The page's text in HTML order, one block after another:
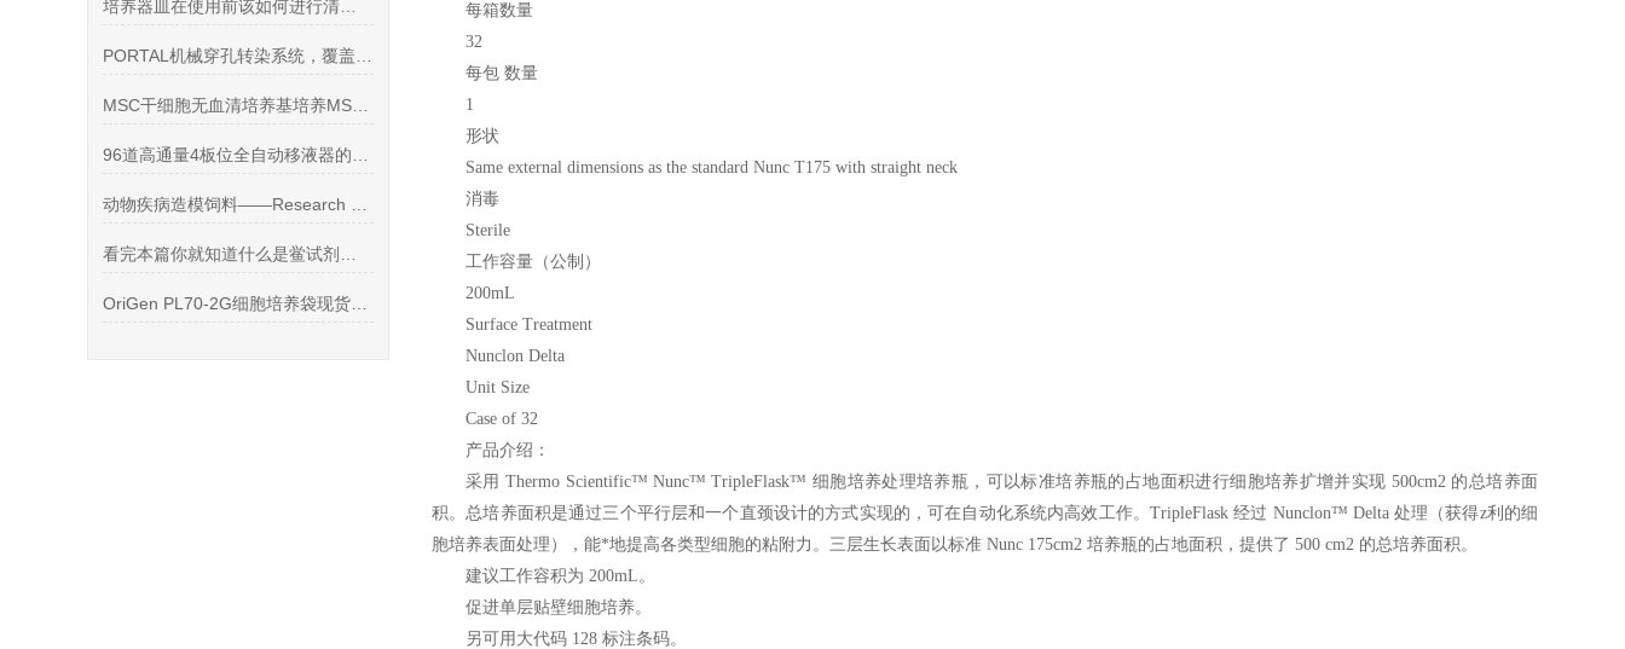
每箱数量
32
每包 数量
1
形状
Same external dimensions as the standard Nunc T175 with straight neck
消毒
Sterile
工作容量（公制）
200mL
Surface Treatment
Nunclon Delta
Unit Size
Case of 32
产品介绍：
采用 Thermo Scientific™ Nunc™ TripleFlask™ 细胞培养处理培养瓶，可以标准培养瓶的占地面积进行细胞培养扩增并实现 500cm2 的总培养面
积。总培养面积是通过三个平行层和一个直颈设计的方式实现的，可在自动化系统内高效工作。TripleFlask 经过 Nunclon™ Delta 处理（获得z利的细
胞培养表面处理），能*地提高各类型细胞的粘附力。三层生长表面以标准 Nunc 175cm2 培养瓶的占地面积，提供了 500 cm2 的总培养面积。
建议工作容积为 200mL。
促进单层贴壁细胞培养。
另可用大代码 128 标注条码。